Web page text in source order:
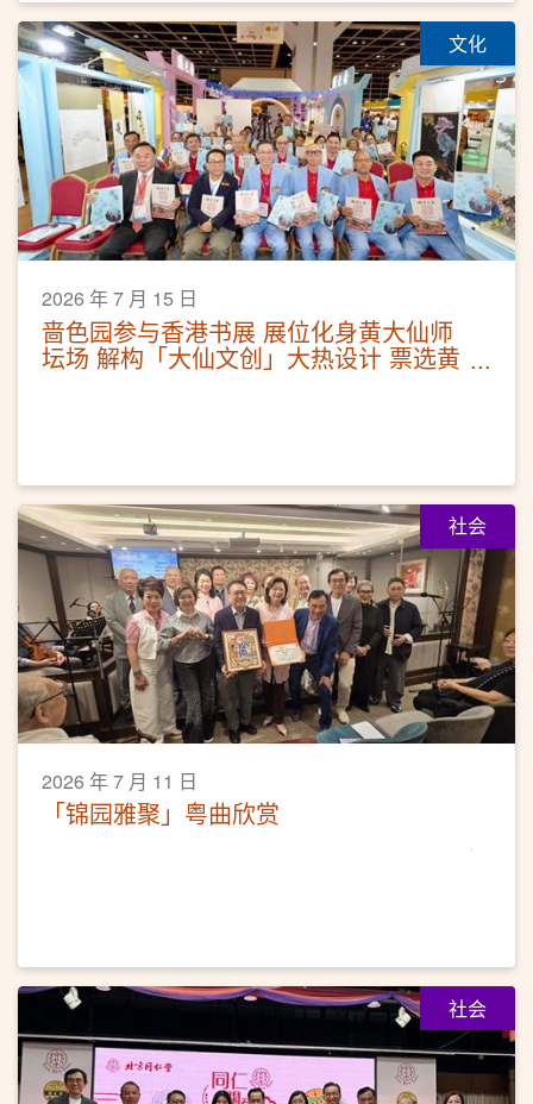
文化
2026 年 7 月 15 日
啬色园参与香港书展 展位化身黄大仙师
坛场 解构「大仙文创」大热设计 票选黄
社会
2026 年 7 月 11 日
「锦园雅聚」粤曲欣赏
社会